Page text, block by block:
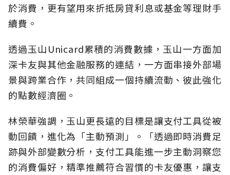
於消費，更有望用來折抵房貸利息或基金等理財手
續費。
透過玉山Unicard累積的消費數據，玉山一方面加
深卡友與其他金融服務的連結，一方面串接外部場
景與跨業合作，共同組成一個持續流動、彼此強化
的點數經濟圈。
林榮華強調，玉山更長遠的目標是讓支付工具從被
動回饋，進化為「主動預測」。「透過即時消費足
跡與外部變數分析，支付工具能進一步主動洞察您
的消費偏好，精準推薦符合習慣的卡友優惠，讓支